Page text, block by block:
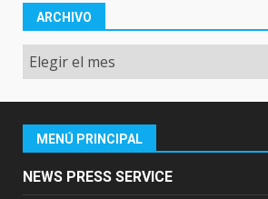
ARCHIVO
Archivo
MENÚ PRINCIPAL
NEWS PRESS SERVICE